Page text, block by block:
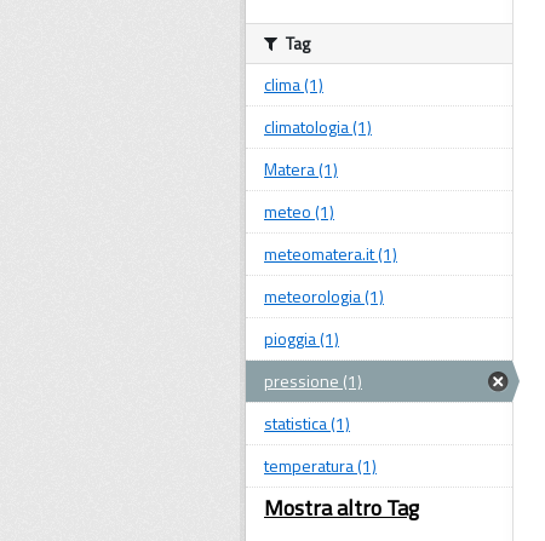
Tag
clima (1)
climatologia (1)
Matera (1)
meteo (1)
meteomatera.it (1)
meteorologia (1)
pioggia (1)
pressione (1)
statistica (1)
temperatura (1)
Mostra altro Tag